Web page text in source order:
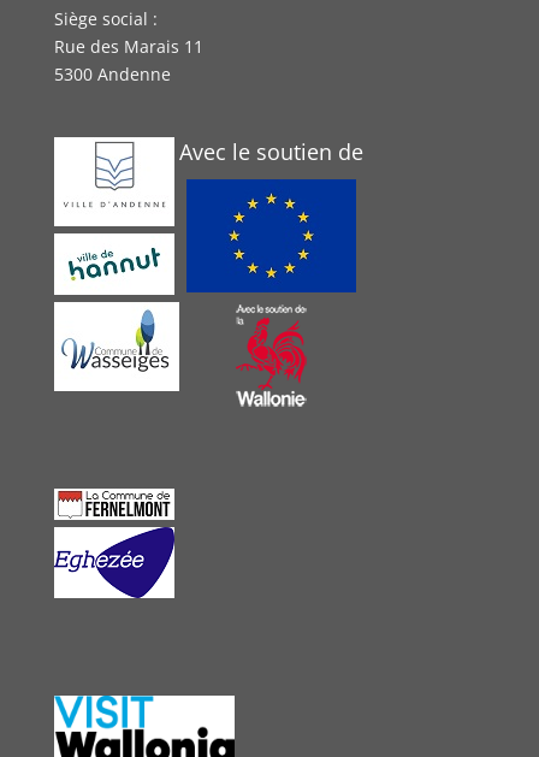
Siège social :
Rue des Marais 11
5300 Andenne
Avec le soutien de